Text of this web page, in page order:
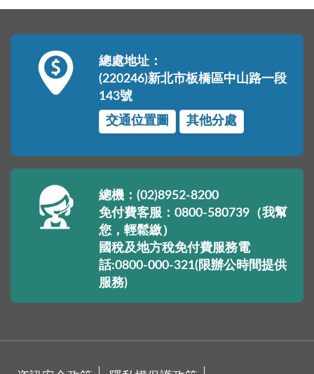
總處地址：
(220246)新北市板橋區中山路一段
143號
交通位置圖
其他分處
總機：(02)8952-8200
免付費客服：0800-580739（我幫
您，輕鬆繳）
國稅及地方稅免付費服務電
話:0800-000-321(限辦公時間提供
服務)